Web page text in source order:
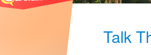
Talk